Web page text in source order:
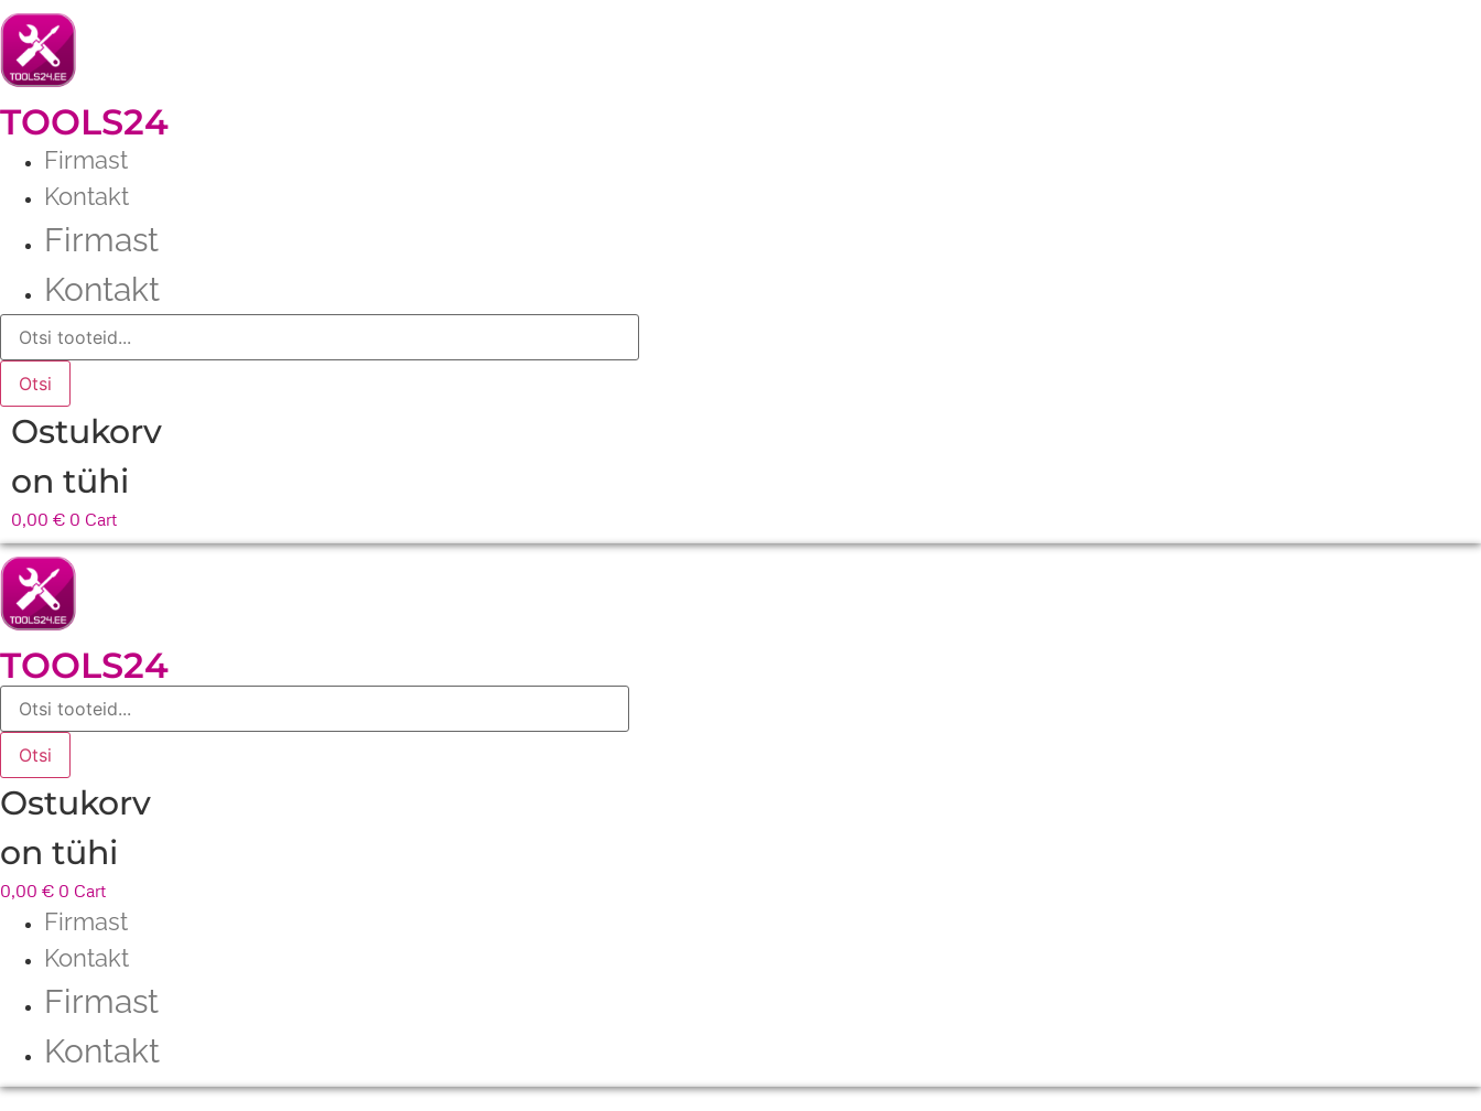
Liigu
sisu
juurde
TOOLS24
Firmast
Kontakt
Firmast
Kontakt
Products
search
Otsi
Ostukorv
on tühi
0,00 € 0 Cart
TOOLS24
Products
search
Otsi
Ostukorv
on tühi
0,00 € 0 Cart
Firmast
Kontakt
Firmast
Kontakt